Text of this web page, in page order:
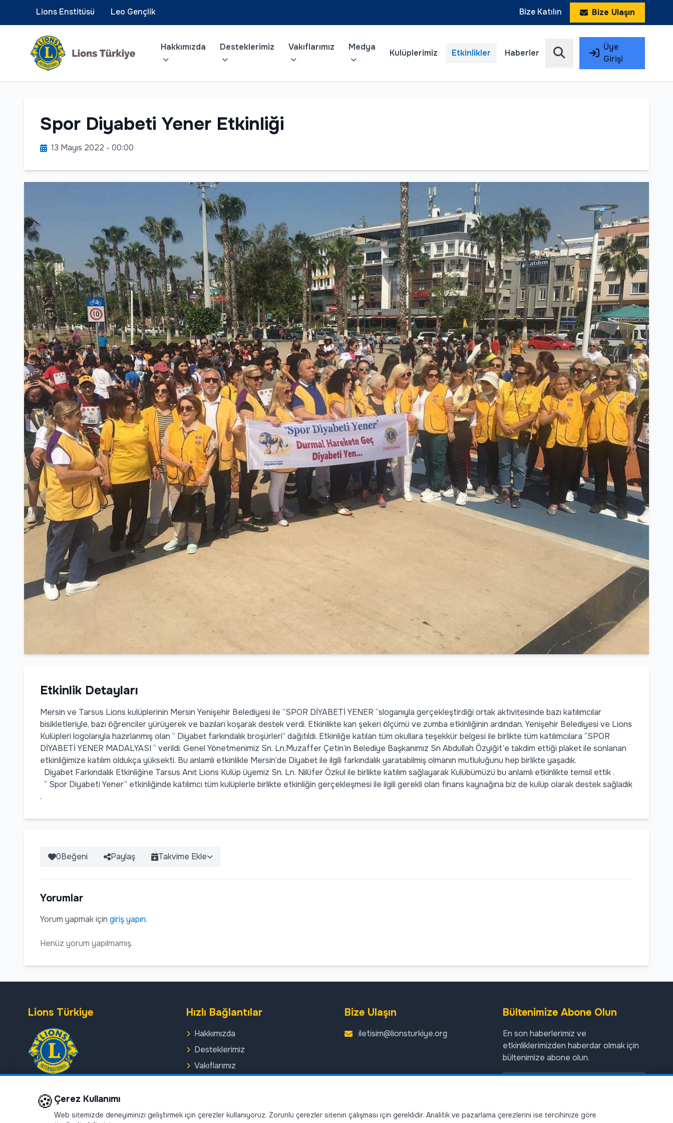
Lions Enstitüsü Leo Gençlik Bize Katılın Bize Ulaşın
Hakkımızda Desteklerimiz Vakıflarımız Medya
Kulüplerimiz Etkinlikler Haberler
Üye
Girişi
Spor Diyabeti Yener Etkinliği
13 Mayıs 2022 - 00:00
Etkinlik Detayları
Mersin ve Tarsus Lions kulüplerinin Mersin Yenişehir Belediyesi ile “SPOR DİYABETİ YENER “sloganıyla gerçekleştirdiği ortak aktivitesinde bazı katılımcılar
bisikletleriyle, bazı öğrenciler yürüyerek ve bazıları koşarak destek verdi. Etkinlikte kan şekeri ölçümü ve zumba etkinliğinin ardından, Yenişehir Belediyesi ve Lions
Kulüpleri logolarıyla hazırlanmış olan “ Diyabet farkındalık broşürleri” dağıtıldı. Etkinliğe katılan tüm okullara teşekkür belgesi ile birlikte tüm katılımcılara “SPOR
DİYABETİ YENER MADALYASI “ verildi. Genel Yönetmenimiz Sn. Ln.Muzaffer Çetin’in Belediye Başkanımız Sn Abdullah Özyiğit’e takdim ettiği plaket ile sonlanan
etkinliğimize katılım oldukça yüksekti. Bu anlamlı etkinlikle Mersin’de Diyabet ile ilgili farkındalık yaratabilmiş olmanın mutluluğunu hep birlikte yaşadık.
Diyabet Farkındalık Etkinliğine Tarsus Anıt Lions Kulüp üyemiz Sn. Ln. Nilüfer Özkul ile birlikte katılım sağlayarak Kulübümüzü bu anlamlı etkinlikte temsil ettik .
“ Spor Diyabeti Yener” etkinliğinde katılımcı tüm kulüplerle birlikte etkinliğin gerçekleşmesi ile ilgili gerekli olan finans kaynağına biz de kulüp olarak destek sağladık
.
0Beğeni Paylaş Takvime Ekle
Yorumlar
Yorum yapmak için giriş yapın.
Henüz yorum yapılmamış.
Lions Türkiye
için bir araya gelen gönüllülerden
oluşan uluslararası bir
Hızlı Bağlantılar
Hakkımızda
Desteklerimiz
Vakıflarımız
Kulüpler
Bize Ulaşın
iletisim@lionsturkiye.org
Bültenimize Abone Olun
En son haberlerimiz ve
etkinliklerimizden haberdar olmak için
bültenimize abone olun.
🍪 Çerez Kullanımı
Web sitemizde deneyiminizi geliştirmek için çerezler kullanıyoruz. Zorunlu çerezler sitenin çalışması için gereklidir. Analitik ve pazarlama çerezlerini ise tercihinize göre